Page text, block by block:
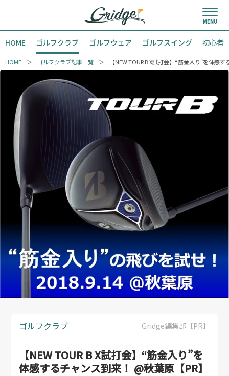
HOME ゴルフクラブ ゴルフウェア ゴルフスイング 初心者
HOME ゴルフクラブ記事一覧 【NEW TOUR B X試打会】“筋金入り”を体感
ゴルフクラブ Gridge編集部【PR】
【NEW TOUR B X試打会】“筋金入り”を
体感するチャンス到来！ @秋葉原【PR】